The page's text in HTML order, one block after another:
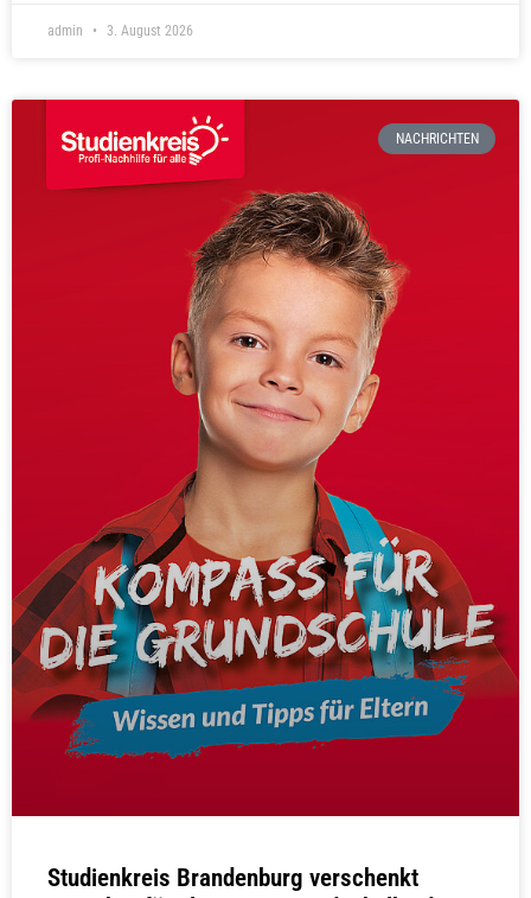
admin 3. August 2026
NACHRICHTEN
Studienkreis Brandenburg verschenkt